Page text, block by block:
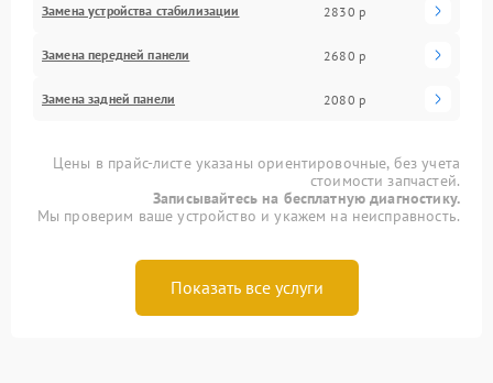
Замена устройства стабилизации 2830 р
Замена передней панели 2680 р
Замена задней панели 2080 р
Цены в прайс-листе указаны ориентировочные, без учета
стоимости запчастей.
Записывайтесь на бесплатную диагностику.
Мы проверим ваше устройство и укажем на неисправность.
Показать все услуги